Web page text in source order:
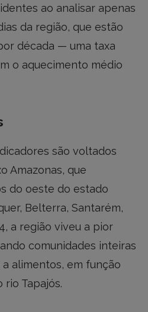
ao analisar apenas
da região, que estão
década — uma taxa
o aquecimento médio
são voltados
Amazonas, que
do oeste do estado
Belterra, Santarém,
a região viveu a pior
comunidades inteiras
alimentos, em função
rio Tapajós.